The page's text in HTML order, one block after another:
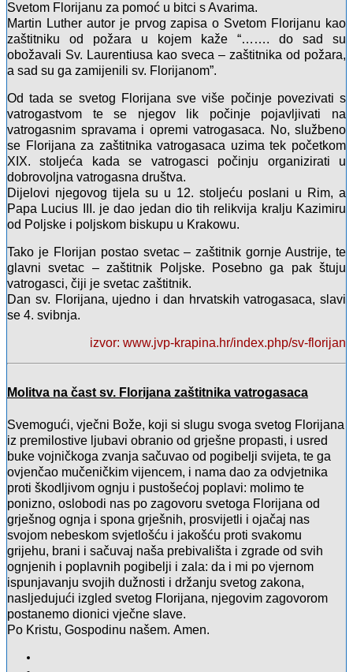
Svetom Florijanu za pomoć u bitci s Avarima.
Martin Luther autor je prvog zapisa o Svetom Florijanu kao
zaštitniku od požara u kojem kaže “……. do sad su
obožavali Sv. Laurentiusa kao sveca – zaštitnika od požara,
a sad su ga zamijenili sv. Florijanom”.
Od tada se svetog Florijana sve više počinje povezivati s
vatrogastvom te se njegov lik počinje pojavljivati na
vatrogasnim spravama i opremi vatrogasaca. No, službeno
se Florijana za zaštitnika vatrogasaca uzima tek početkom
XIX. stoljeća kada se vatrogasci počinju organizirati u
dobrovoljna vatrogasna društva.
Dijelovi njegovog tijela su u 12. stoljeću poslani u Rim, a
Papa Lucius III. je dao jedan dio tih relikvija kralju Kazimiru
od Poljske i poljskom biskupu u Krakowu.
Tako je Florijan postao svetac – zaštitnik gornje Austrije, te
glavni svetac – zaštitnik Poljske. Posebno ga pak štuju
vatrogasci, čiji je svetac zaštitnik.
Dan sv. Florijana, ujedno i dan hrvatskih vatrogasaca, slavi
se 4. svibnja.
izvor: www.jvp-krapina.hr/index.php/sv-florijan
Molitva na čast sv. Florijana zaštitnika vatrogasaca
Svemogući, vječni Bože, koji si slugu svoga svetog Florijana
iz premilostive ljubavi obranio od grješne propasti, i usred
buke vojničkoga zvanja sačuvao od pogibelji svijeta, te ga
ovjenčao mučeničkim vijencem, i nama dao za odvjetnika
proti škodljivom ognju i pustošećoj poplavi: molimo te
ponizno, oslobodi nas po zagovoru svetoga Florijana od
grješnog ognja i spona grješnih, prosvijetli i ojačaj nas
svojom nebeskom svjetlošću i jakošću proti svakomu
grijehu, brani i sačuvaj naša prebivališta i zgrade od svih
ognjenih i poplavnih pogibelji i zala: da i mi po vjernom
ispunjavanju svojih dužnosti i držanju svetog zakona,
nasljedujući izgled svetog Florijana, njegovim zagovorom
postanemo dionici vječne slave.
Po Kristu, Gospodinu našem. Amen.